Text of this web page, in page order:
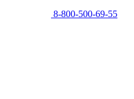
8-800-500-69-55